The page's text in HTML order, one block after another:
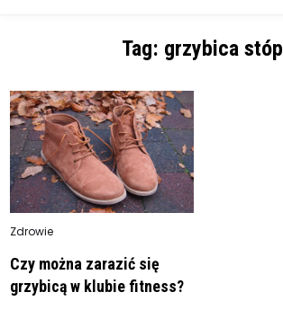
Tag: grzybica stóp
Posted
Zdrowie
Czy można zarazić się
grzybicą w klubie fitness?